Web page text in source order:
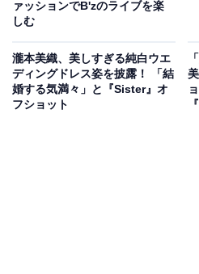
ァッションでB'zのライブを楽
しむ
瀧本美織、美しすぎる純白ウエ
ディングドレス姿を披露！ 「結
婚する気満々」と『Sister』オ
フショット